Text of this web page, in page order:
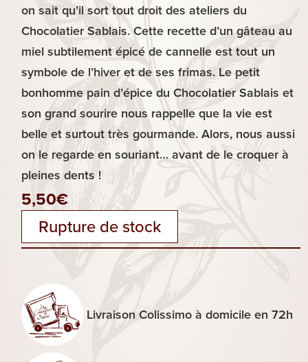
on sait qu’il sort tout droit des ateliers du
Chocolatier Sablais. Cette recette d’un gâteau au
miel subtilement épicé de cannelle est tout un
symbole de l’hiver et de ses frimas. Le petit
bonhomme pain d’épice du Chocolatier Sablais et
son grand sourire nous rappelle que la vie est
belle et surtout très gourmande. Alors, nous aussi
on le regarde en souriant… avant de le croquer à
pleines dents !
5,50€
Rupture de stock
Livraison Colissimo à domicile en 72h